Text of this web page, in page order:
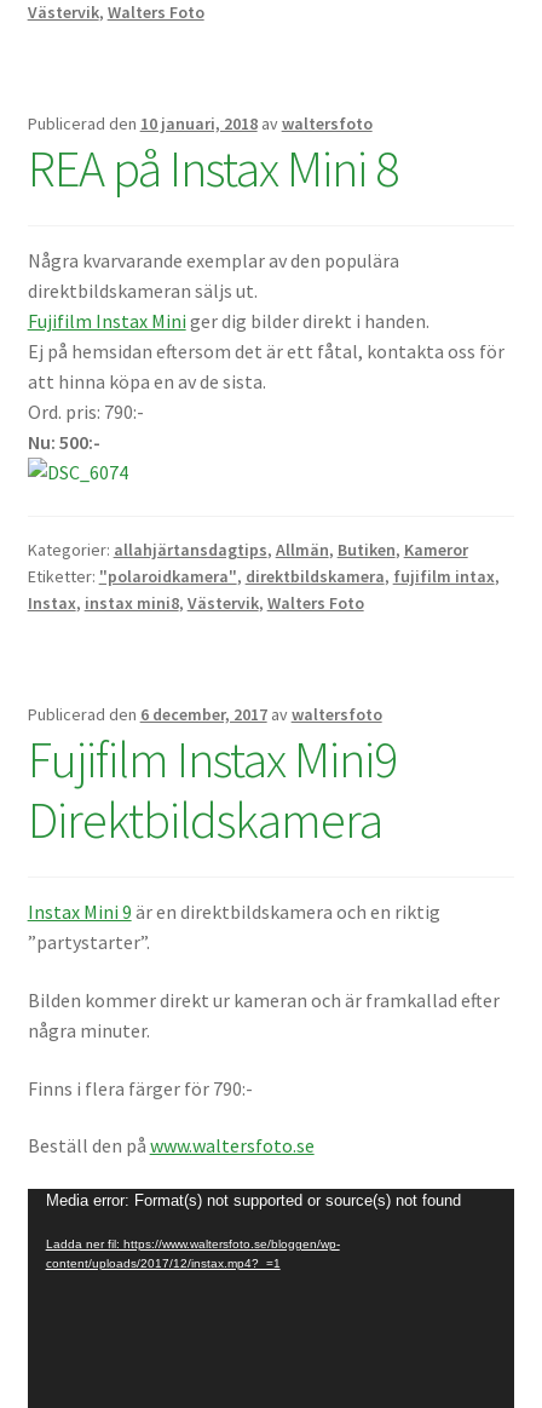
Videoöverföring / Smalfilm
Julkort
Tackkort
Almanacka / Kalender
Fototryck
framkalla.se
Skyltmaterial / Gatupratare
Skadefoto / Försäkringsärenden
Skolfoto / Idrottsförening
Nyfödda
Information
Kontakt
Varukorg
Walters Bloggen
Västervik, Walters Foto
Publicerad den 10 januari, 2018 avwaltersfoto
REA på Instax Mini 8
Några kvarvarande exemplar av den populära
direktbildskameran säljs ut.
Fujifilm Instax Mini ger dig bilder direkt i handen.
Ej på hemsidan eftersom det är ett fåtal, kontakta oss för
att hinna köpa en av de sista.
Ord. pris: 790:-
Nu: 500:-
Kategorier: allahjärtansdagtips, Allmän, Butiken, Kameror
Etiketter: "polaroidkamera", direktbildskamera, fujifilm intax,
Instax, instax mini8, Västervik, Walters Foto
Publicerad den 6 december, 2017 avwaltersfoto
Fujifilm Instax Mini9
Direktbildskamera
Instax Mini 9 är en direktbildskamera och en riktig
”partystarter”.
Bilden kommer direkt ur kameran och är framkallad efter
några minuter.
Finns i flera färger för 790:-
Beställ den på www.waltersfoto.se
Videospelare
Media error: Format(s) not supported or source(s) not found
Ladda ner fil: https://www.waltersfoto.se/bloggen/wp-
content/uploads/2017/12/instax.mp4?_=1